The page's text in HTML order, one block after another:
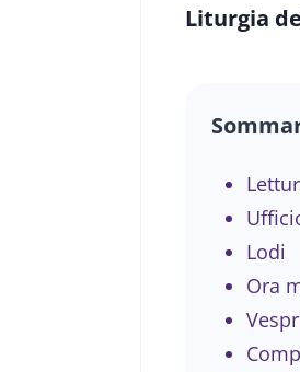
Liturgia
Lodi
Ora